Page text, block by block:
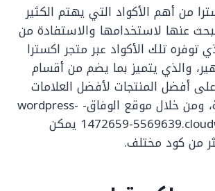
من أهم الأكواد التي يهتم الكثير
عنها لاستخدامها والاستفادة من
توفره تلك الأكواد عبر متجر اكسترا
والذي يتميز بما يضم من أقسام
أفضل المنتجات لأفضل العلامات
التجارية العالمية، ومن خلال موقع الوفاق- wordpress-
1472659-5569639.cloudwaysapps.com يمكن
من كود مختلف.